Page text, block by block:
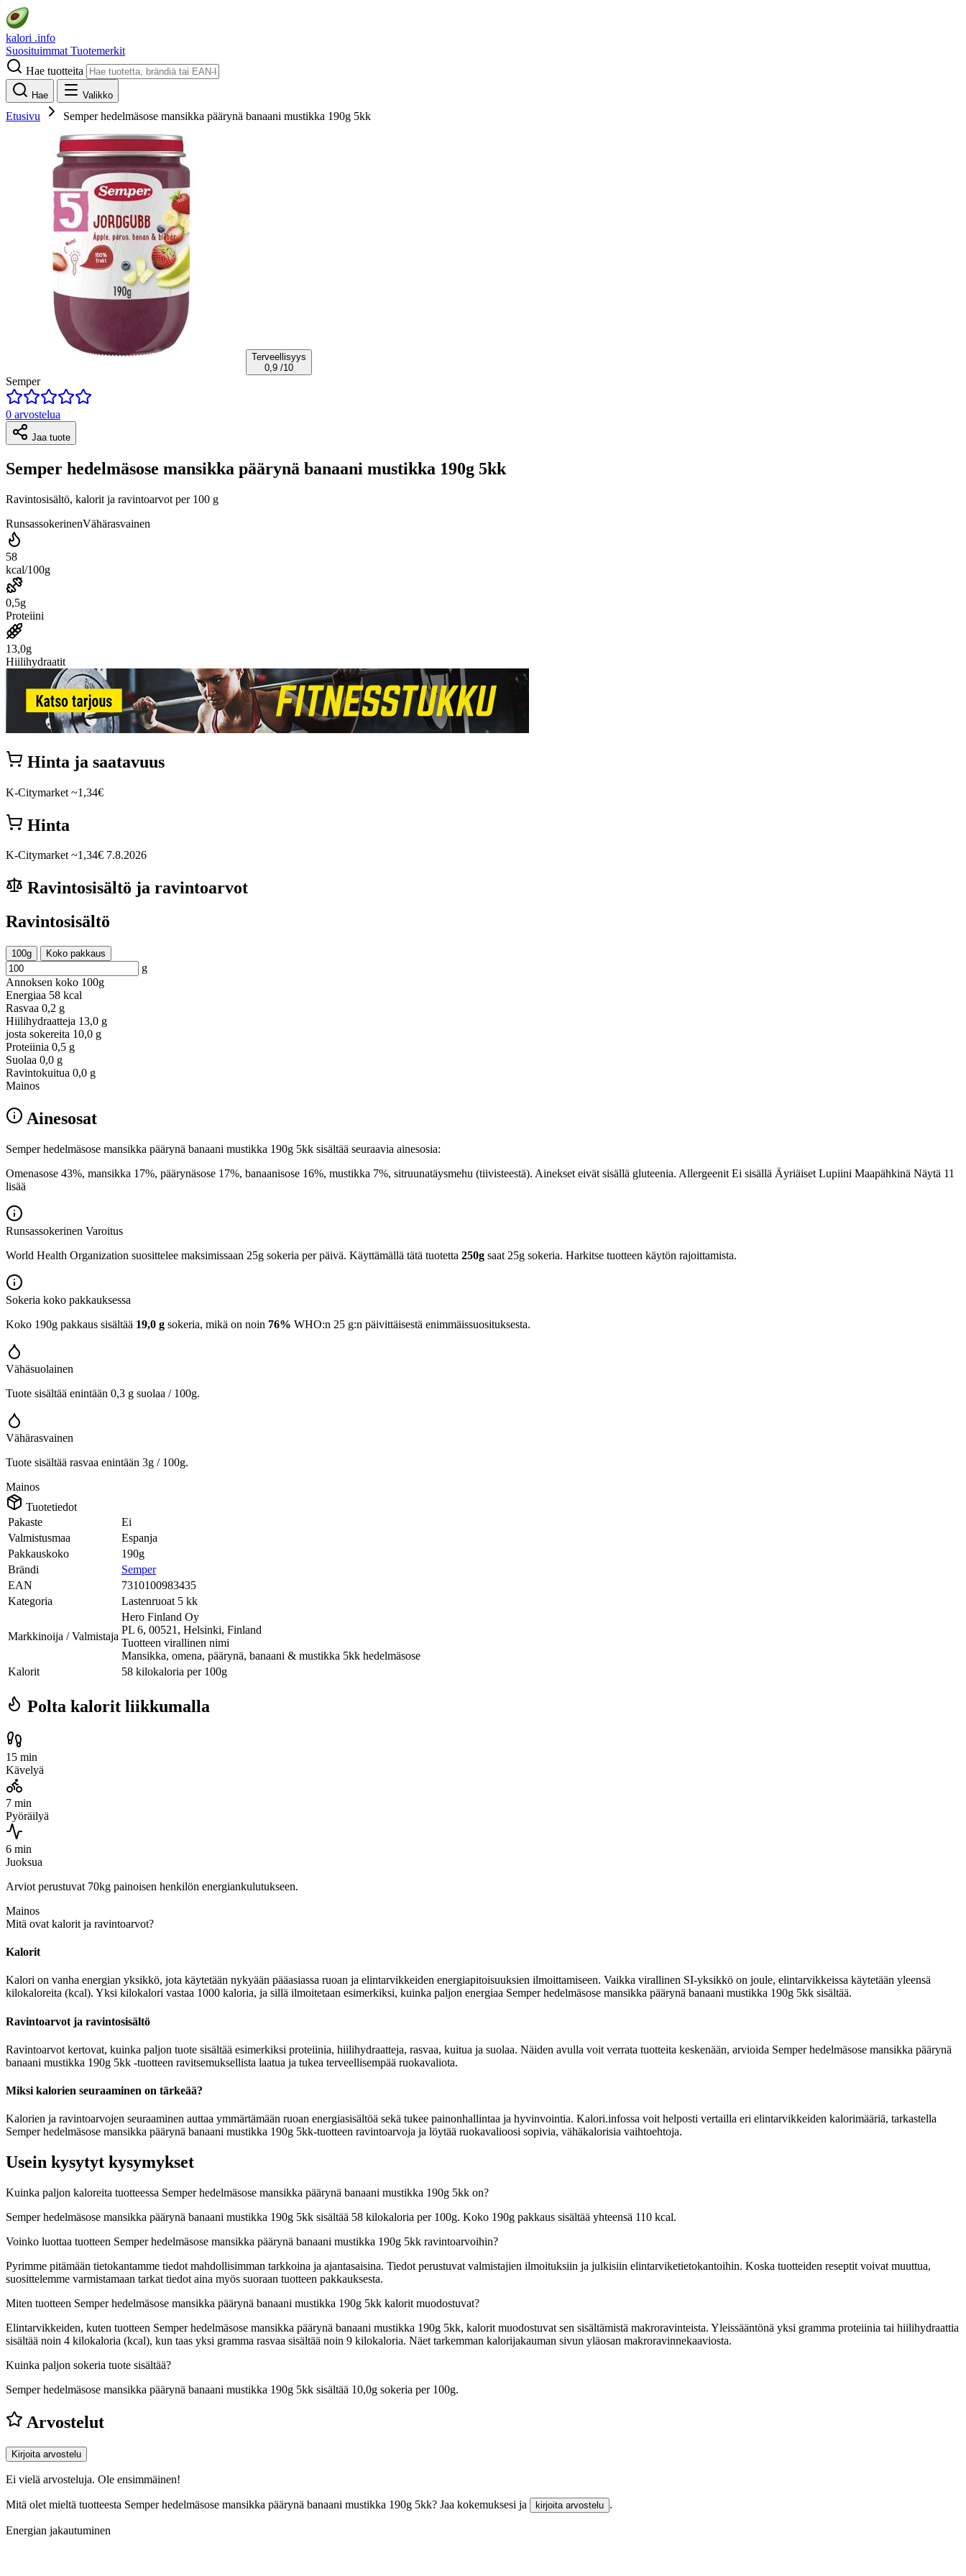
kalori .info
Suosituimmat Tuotemerkit
Hae tuotteita
Hae Valikko
Etusivu Semper hedelmäsose mansikka päärynä banaani mustikka 190g 5kk
Terveellisyys
0,9 /10
Semper
0 arvostelua
Jaa tuote
Semper hedelmäsose mansikka päärynä banaani mustikka 190g 5kk
Ravintosisältö, kalorit ja ravintoarvot per 100 g
RunsassokerinenVähärasvainen
58
kcal/100g
0,5g
Proteiini
13,0g
Hiilihydraatit
Hinta ja saatavuus
K-Citymarket ~1,34€
Hinta
K-Citymarket ~1,34€ 7.8.2026
Ravintosisältö ja ravintoarvot
Ravintosisältö
100g Koko pakkaus
g
Annoksen koko 100g
Energiaa 58 kcal
Rasvaa 0,2 g
Hiilihydraatteja 13,0 g
josta sokereita 10,0 g
Proteiinia 0,5 g
Suolaa 0,0 g
Ravintokuitua 0,0 g
Mainos
Ainesosat
Semper hedelmäsose mansikka päärynä banaani mustikka 190g 5kk sisältää seuraavia ainesosia:
Omenasose 43%, mansikka 17%, päärynäsose 17%, banaanisose 16%, mustikka 7%, sitruunatäysmehu (tiivisteestä). Ainekset eivät sisällä gluteenia. Allergeenit Ei sisällä Äyriäiset Lupiini Maapähkinä Näytä 11
lisää
Runsassokerinen Varoitus
World Health Organization suosittelee maksimissaan 25g sokeria per päivä. Käyttämällä tätä tuotetta 250g saat 25g sokeria. Harkitse tuotteen käytön rajoittamista.
Sokeria koko pakkauksessa
Koko 190g pakkaus sisältää 19,0 g sokeria, mikä on noin 76% WHO:n 25 g:n päivittäisestä enimmäissuosituksesta.
Vähäsuolainen
Tuote sisältää enintään 0,3 g suolaa / 100g.
Vähärasvainen
Tuote sisältää rasvaa enintään 3g / 100g.
Mainos
Tuotetiedot
Pakaste
Ei
Valmistusmaa
Espanja
Pakkauskoko
190g
Brändi
Semper
EAN
7310100983435
Kategoria
Lastenruoat 5 kk
Markkinoija / Valmistaja
Hero Finland Oy
PL 6, 00521, Helsinki, Finland
Tuotteen virallinen nimi
Mansikka, omena, päärynä, banaani & mustikka 5kk hedelmäsose
Kalorit
58 kilokaloria per 100g
Polta kalorit liikkumalla
15 min
Kävelyä
7 min
Pyöräilyä
6 min
Juoksua
Arviot perustuvat 70kg painoisen henkilön energiankulutukseen.
Mainos
Mitä ovat kalorit ja ravintoarvot?
Kalorit
Kalori on vanha energian yksikkö, jota käytetään nykyään pääasiassa ruoan ja elintarvikkeiden energiapitoisuuksien ilmoittamiseen. Vaikka virallinen SI-yksikkö on joule, elintarvikkeissa käytetään yleensä
kilokaloreita (kcal). Yksi kilokalori vastaa 1000 kaloria, ja sillä ilmoitetaan esimerkiksi, kuinka paljon energiaa Semper hedelmäsose mansikka päärynä banaani mustikka 190g 5kk sisältää.
Ravintoarvot ja ravintosisältö
Ravintoarvot kertovat, kuinka paljon tuote sisältää esimerkiksi proteiinia, hiilihydraatteja, rasvaa, kuitua ja suolaa. Näiden avulla voit verrata tuotteita keskenään, arvioida Semper hedelmäsose mansikka päärynä
banaani mustikka 190g 5kk -tuotteen ravitsemuksellista laatua ja tukea terveellisempää ruokavaliota.
Miksi kalorien seuraaminen on tärkeää?
Kalorien ja ravintoarvojen seuraaminen auttaa ymmärtämään ruoan energiasisältöä sekä tukee painonhallintaa ja hyvinvointia. Kalori.infossa voit helposti vertailla eri elintarvikkeiden kalorimääriä, tarkastella
Semper hedelmäsose mansikka päärynä banaani mustikka 190g 5kk-tuotteen ravintoarvoja ja löytää ruokavalioosi sopivia, vähäkalorisia vaihtoehtoja.
Usein kysytyt kysymykset
Kuinka paljon kaloreita tuotteessa Semper hedelmäsose mansikka päärynä banaani mustikka 190g 5kk on?
Semper hedelmäsose mansikka päärynä banaani mustikka 190g 5kk sisältää 58 kilokaloria per 100g. Koko 190g pakkaus sisältää yhteensä 110 kcal.
Voinko luottaa tuotteen Semper hedelmäsose mansikka päärynä banaani mustikka 190g 5kk ravintoarvoihin?
Pyrimme pitämään tietokantamme tiedot mahdollisimman tarkkoina ja ajantasaisina. Tiedot perustuvat valmistajien ilmoituksiin ja julkisiin elintarviketietokantoihin. Koska tuotteiden reseptit voivat muuttua,
suosittelemme varmistamaan tarkat tiedot aina myös suoraan tuotteen pakkauksesta.
Miten tuotteen Semper hedelmäsose mansikka päärynä banaani mustikka 190g 5kk kalorit muodostuvat?
Elintarvikkeiden, kuten tuotteen Semper hedelmäsose mansikka päärynä banaani mustikka 190g 5kk, kalorit muodostuvat sen sisältämistä makroravinteista. Yleissääntönä yksi gramma proteiinia tai hiilihydraattia
sisältää noin 4 kilokaloria (kcal), kun taas yksi gramma rasvaa sisältää noin 9 kilokaloria. Näet tarkemman kalorijakauman sivun yläosan makroravinnekaaviosta.
Kuinka paljon sokeria tuote sisältää?
Semper hedelmäsose mansikka päärynä banaani mustikka 190g 5kk sisältää 10,0g sokeria per 100g.
Arvostelut
Kirjoita arvostelu
Ei vielä arvosteluja. Ole ensimmäinen!
Mitä olet mieltä tuotteesta Semper hedelmäsose mansikka päärynä banaani mustikka 190g 5kk? Jaa kokemuksesi ja kirjoita arvostelu .
Energian jakautuminen